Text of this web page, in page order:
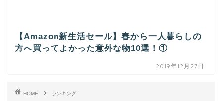
【Amazon新生活セール】春から一人暮らしの
方へ買ってよかった意外な物10選！①
2019年12月27日
HOME ランキング